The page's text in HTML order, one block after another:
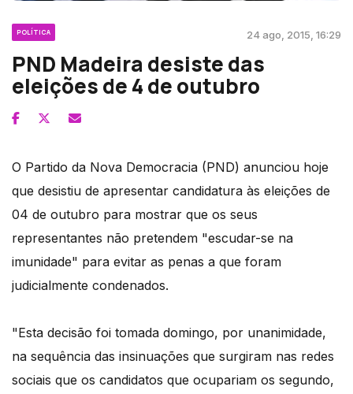
POLÍTICA 24 ago, 2015, 16:29
PND Madeira desiste das
eleições de 4 de outubro
O Partido da Nova Democracia (PND) anunciou hoje
que desistiu de apresentar candidatura às eleições de
04 de outubro para mostrar que os seus
representantes não pretendem "escudar-se na
imunidade" para evitar as penas a que foram
judicialmente condenados.
"Esta decisão foi tomada domingo, por unanimidade,
na sequência das insinuações que surgiram nas redes
sociais que os candidatos que ocupariam os segundo,